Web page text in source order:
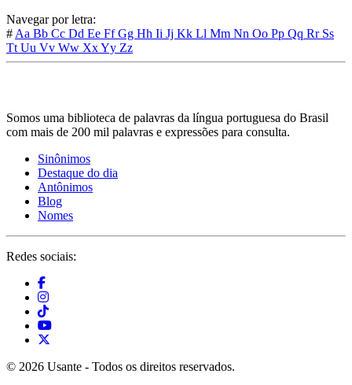
Navegar por letra:
# Aa Bb Cc Dd Ee FfGg Hh Ii Jj Kk Ll Mm Nn Oo Pp Qq Rr Ss
Tt Uu Vv Ww XxYy Zz
Somos uma biblioteca de palavras da língua portuguesa do Brasil
com mais de 200 mil palavras e expressões para consulta.
Sinônimos
Destaque do dia
Antônimos
Blog
Nomes
Redes sociais:
© 2026 Usante - Todos os direitos reservados.